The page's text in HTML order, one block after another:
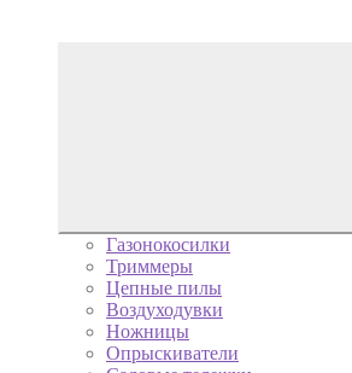
Газонокосилки
Триммеры
Цепные пилы
Воздуходувки
Ножницы
Опрыскиватели